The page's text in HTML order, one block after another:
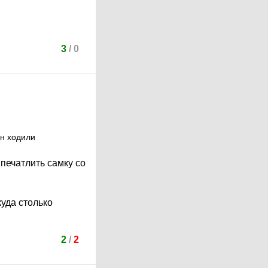
3/ 0
ходили
самку со
столько
2/ 2